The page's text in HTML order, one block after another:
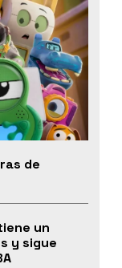
de
un
y sigue